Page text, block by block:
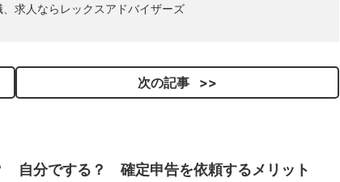
求人ならレックスアドバイザーズ
次の記事
自分でする？ 確定申告を依頼するメリット